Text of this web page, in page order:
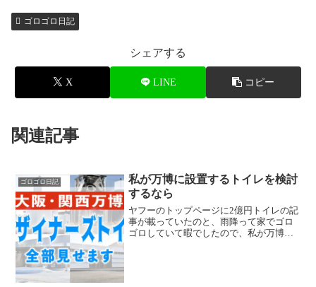
ゴロゴロ日記
シェアする
X LINE コピー
関連記事
ゴロゴロ日記
私が万博に設置するトイレを検討
するなら
ヤフーのトップページに2億円トイレの記
事が載っていたのと、雨降って家でゴロ
ゴロしていて暇でしたので、私が万博運